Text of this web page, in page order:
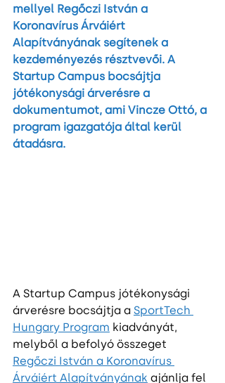
mellyel Regőczi István a
Koronavírus Árváiért
Alapítványának segítenek a
kezdeményezés résztvevői. A
Startup Campus bocsájtja
jótékonysági árverésre a
dokumentumot, ami Vincze Ottó, a
program igazgatója által kerül
átadásra.
A Startup Campus jótékonysági
árverésre bocsájtja a SportTech
Hungary Program kiadványát,
melyből a befolyó összeget
Regőczi István a Koronavírus
Árváiért Alapítványának ajánlja fel